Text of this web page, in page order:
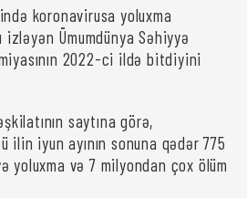
koronavirusa yoluxma
izləyən Ümumdünya Səhiyyə
2022-ci ildə bitdiyini
saytına görə,
ilin iyun ayının sonuna qədər 775
yoluxma və 7 milyondan çox ölüm